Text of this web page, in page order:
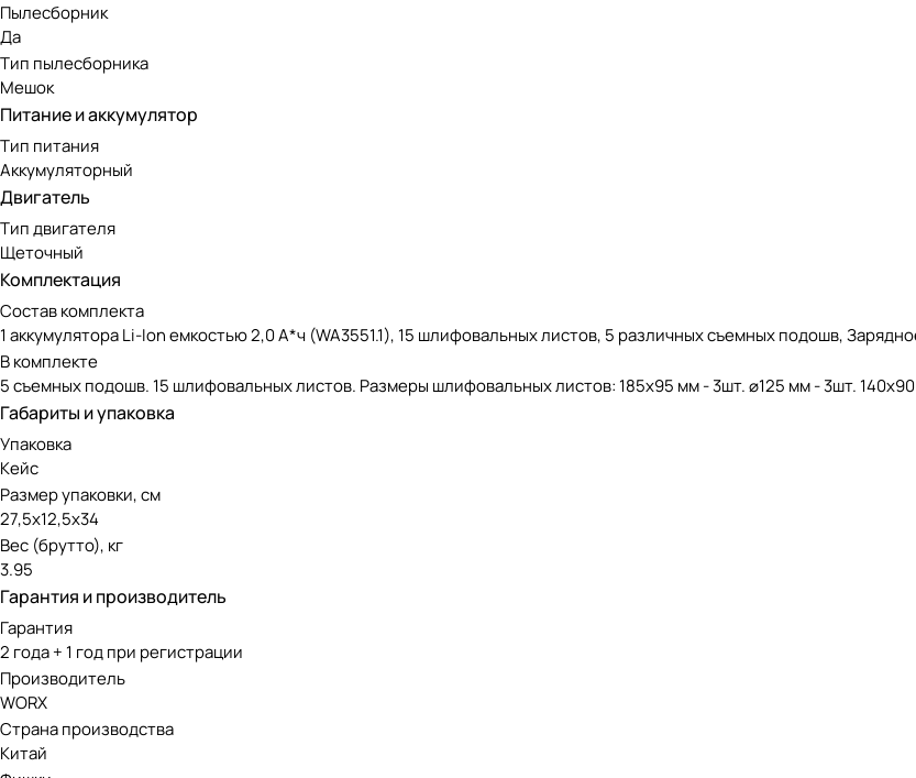
Пылесборник
Да
Тип пылесборника
Мешок
Питание и аккумулятор
Тип питания
Аккумуляторный
Двигатель
Тип двигателя
Щеточный
Комплектация
Состав комплекта
1 аккумулятора Li-Ion емкостью 2,0 А*ч (WA3551.1), 15 шлифовальных листов, 5 различных съемных подошв,
В комплекте
5 съемных подошв. 15 шлифовальных листов. Размеры шлифовальных листов: 185х95 мм - 3шт. ⌀125 мм - 3шт.
Габариты и упаковка
Упаковка
Кейс
Размер упаковки, см
27,5х12,5х34
Вес (брутто), кг
3.95
Гарантия и производитель
Гарантия
2 года + 1 год при регистрации
Производитель
WORX
Страна производства
Китай